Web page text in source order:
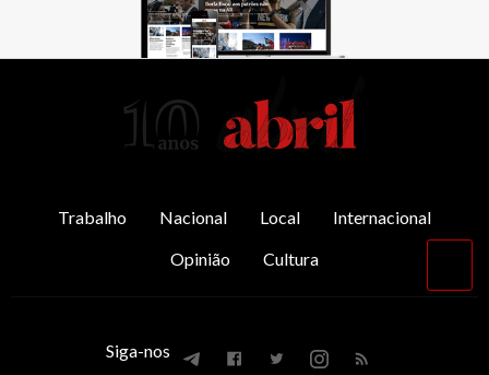
Trabalho Nacional Local
Internacional
Opinião
Cultura
Siga-nos